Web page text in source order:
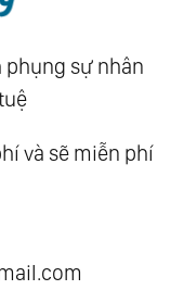
sự nhân
và sẽ miễn phí